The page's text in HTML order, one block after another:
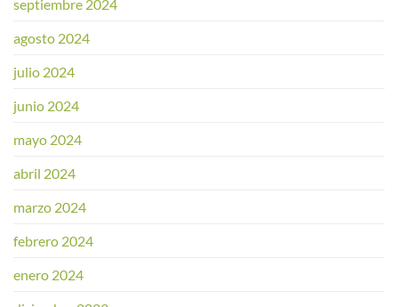
septiembre 2024
agosto 2024
julio 2024
junio 2024
mayo 2024
abril 2024
marzo 2024
febrero 2024
enero 2024